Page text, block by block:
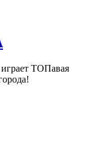
играет ТОПавая